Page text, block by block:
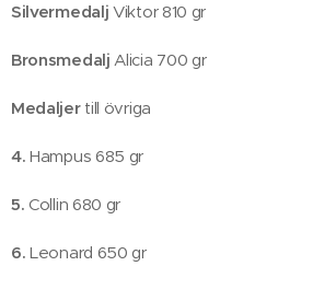
SilvermedaljViktor 810 gr
BronsmedaljAlicia 700 gr
Medaljer till övriga
4.Hampus 685 gr
5. Collin 680 gr
6.Leonard 650 gr